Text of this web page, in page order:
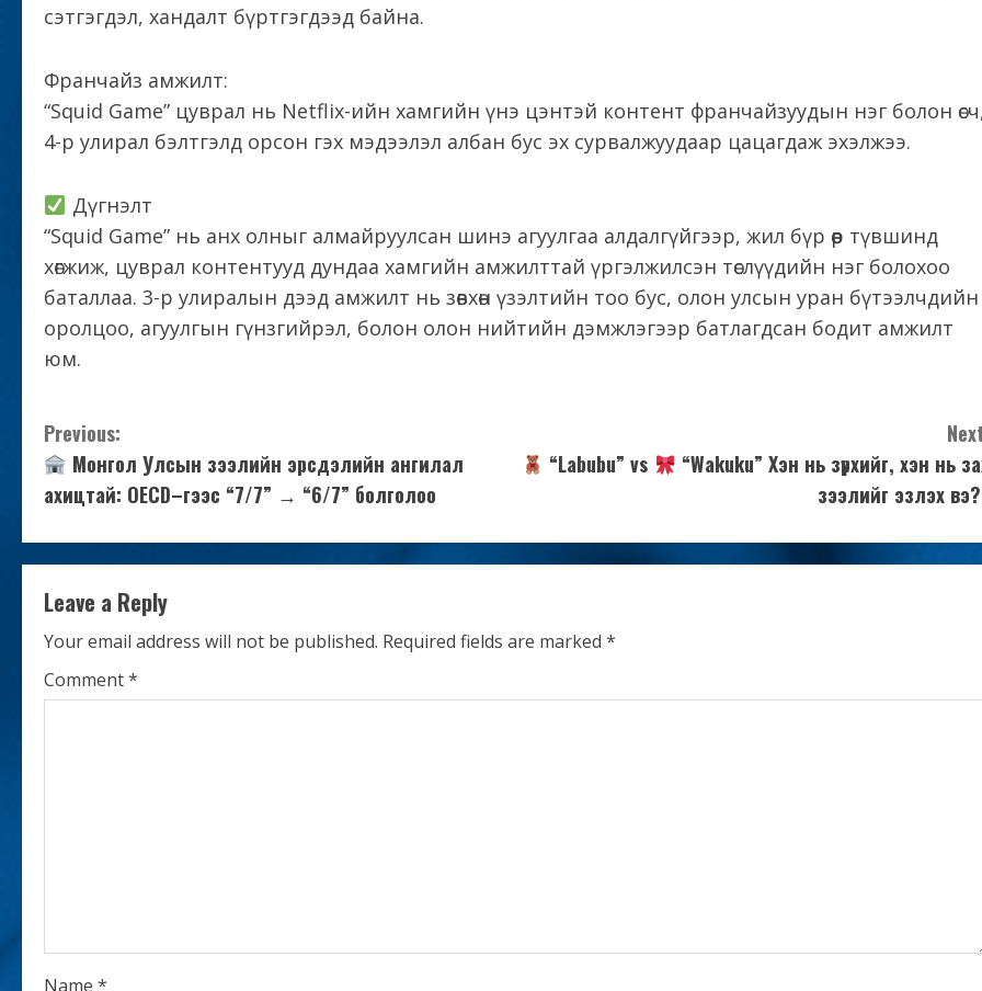
сэтгэгдэл, хандалт бүртгэгдээд байна.
Франчайз амжилт:
“Squid Game” цуврал нь Netflix-ийн хамгийн үнэ цэнтэй контент франчайзуудын нэг болон
4-р улирал бэлтгэлд орсон гэх мэдээлэл албан бус эх сурвалжуудаар цацагдаж эхэлжээ.
Дүгнэлт
“Squid Game” нь анх олныг алмайруулсан шинэ агуулгаа алдалгүйгээр, жил бүр өөр түвшинд
хөгжиж, цуврал контентууд дундаа хамгийн амжилттай үргэлжилсэн төслүүдийн нэг болохоо
баталлаа. 3-р улиралын дээд амжилт нь зөвхөн үзэлтийн тоо бус, олон улсын уран бүтээлчдийн
оролцоо, агуулгын гүнзгийрэл, болон олон нийтийн дэмжлэгээр батлагдсан бодит амжилт
юм.
C
o
n
t
i
n
u
d
Previous:
Монгол Улсын зээлийн эрсдэлийн ангилал
ахицтай: OECD–гээс “7/7” → “6/7” болголоо
“Labubu” vs
“Wakuku” Хэн нь зүрхийг, хэн нь
зээлийг эзлэх
Leave a Reply
Your email address will not be published. Required fields are marked *
Comment*
Name *